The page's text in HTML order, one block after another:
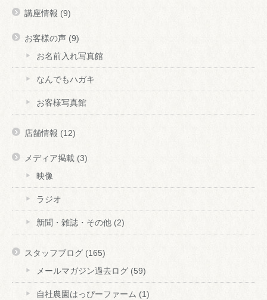
講座情報 (9)
お客様の声 (9)
お名前入れ写真館
なんでもハガキ
お客様写真館
店舗情報 (12)
メディア掲載 (3)
映像
ラジオ
新聞・雑誌・その他 (2)
スタッフブログ (165)
メールマガジン過去ログ (59)
自社農園はっぴーファーム (1)